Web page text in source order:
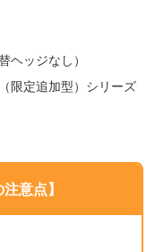
ヘッジなし）
限定追加型）シリーズ
意点】